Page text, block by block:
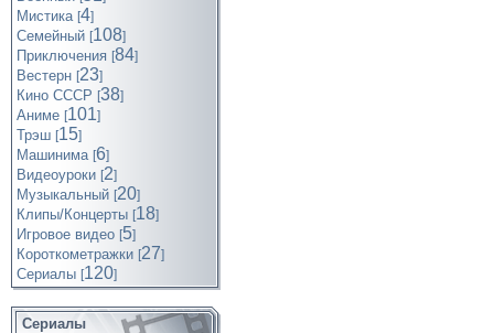
Мистика [4]
Семейный [108]
Приключения [84]
Вестерн [23]
Кино СССР [38]
Аниме [101]
Трэш [15]
Машинима [6]
Видеоуроки [2]
Музыкальный [20]
Клипы/Концерты [18]
Игровое видео [5]
Короткометражки [27]
Cериалы [120]
Сериалы